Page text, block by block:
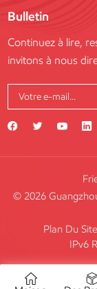
Bulletin
Continuez à lire,
invitons à nous
© 2026
Plan Du Site
IPv6